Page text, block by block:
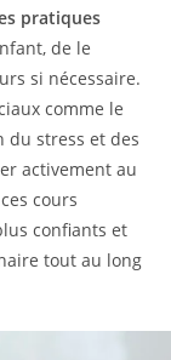
pratiques
de le
si nécessaire.
comme le
du stress et des
activement au
cours
confiants et
tout au long